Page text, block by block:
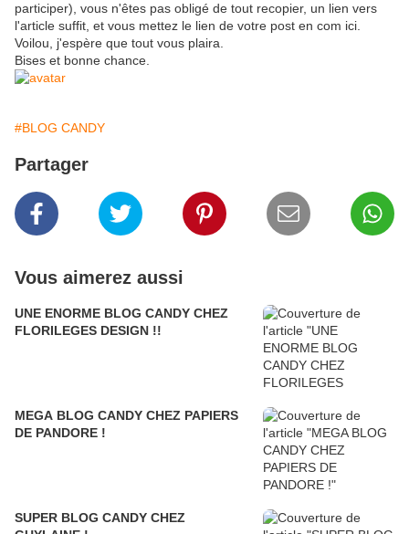
participer), vous n'êtes pas obligé de tout recopier, un lien vers
l'article suffit, et vous mettez le lien de votre post en com ici.
Voilou, j'espère que tout vous plaira.
Bises et bonne chance.
#BLOG CANDY
Partager
Vous aimerez aussi
UNE ENORME BLOG CANDY CHEZ
FLORILEGES DESIGN !!
MEGA BLOG CANDY CHEZ PAPIERS
DE PANDORE !
SUPER BLOG CANDY CHEZ